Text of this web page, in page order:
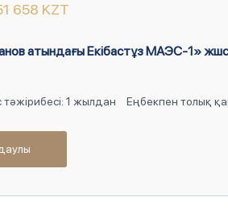
658 KZT
атындағы Екібастұз МАЭС-1» жшс
1 жылдан Еңбекпен толық